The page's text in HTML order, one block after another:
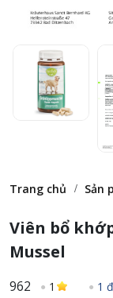
Trang chủ Sản
Viên bổ
Mussel
962 1 1